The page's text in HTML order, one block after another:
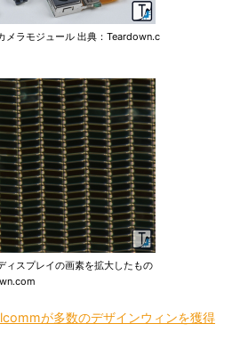
メラモジュール 出典：Teardown.c
ィスプレイの画素を拡大したもの
が多数のデザインウィンを獲得